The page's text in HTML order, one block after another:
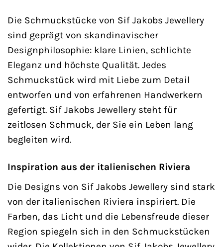
Die Schmuckstücke von Sif Jakobs Jewellery
sind geprägt von skandinavischer
Designphilosophie: klare Linien, schlichte
Eleganz und höchste Qualität. Jedes
Schmuckstück wird mit Liebe zum Detail
entworfen und von erfahrenen Handwerkern
gefertigt. Sif Jakobs Jewellery steht für
zeitlosen Schmuck, der Sie ein Leben lang
begleiten wird.
Inspiration aus der italienischen Riviera
Die Designs von Sif Jakobs Jewellery sind stark
von der italienischen Riviera inspiriert. Die
Farben, das Licht und die Lebensfreude dieser
Region spiegeln sich in den Schmuckstücken